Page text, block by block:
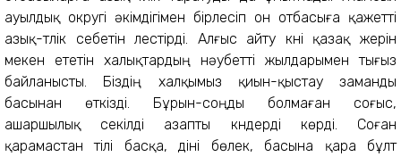
ауылдық округі әкімдігімен бірлесіп он отбасыға қажетті
азық-түлік себетін үлестірді. Алғыс айту күні қазақ жерін
мекен ететін халықтардың нәубетті жылдарымен тығыз
байланысты. Біздің халқымыз қиын-қыстау заманды
басынан өткізді. Бұрын-соңды болмаған соғыс,
ашаршылық секілді азапты күндерді көрді. Соған
қарамастан тілі басқа, діні бөлек, басына қара бұлт